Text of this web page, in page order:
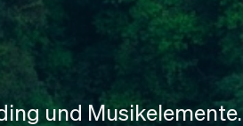
und Musikelemente.